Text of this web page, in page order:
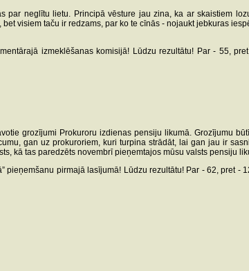
neglītu lietu. Principā vēsture jau zina, ka ar skaistiem
visiem taču ir redzams, par ko te cīnās - nojaukt jebkuras
izmeklēšanas komisijā! Lūdzu rezultātu! Par - 55,
grozījumi Prokuroru izdienas pensiju likumā. Grozījumu
gan uz prokuroriem, kuri turpina strādāt, lai gan jau ir
kā tas paredzēts novembrī pieņemtajos mūsu valsts pensiju
pirmajā lasījumā! Lūdzu rezultātu! Par - 62, pret -